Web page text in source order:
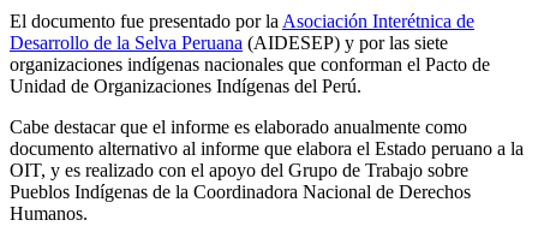
El documento fue presentado por la Asociación Interétnica de
Desarrollo de la Selva Peruana (AIDESEP) y por las siete
organizaciones indígenas nacionales que conforman el Pacto de
Unidad de Organizaciones Indígenas del Perú.
Cabe destacar que el informe es elaborado anualmente como
documento alternativo al informe que elabora el Estado peruano a la
OIT, y es realizado con el apoyo del Grupo de Trabajo sobre
Pueblos Indígenas de la Coordinadora Nacional de Derechos
Humanos.